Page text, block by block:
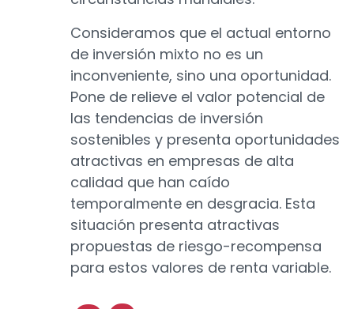
Consideramos que el actual entorno
de inversión mixto no es un
inconveniente, sino una oportunidad.
Pone de relieve el valor potencial de
las tendencias de inversión
sostenibles y presenta oportunidades
atractivas en empresas de alta
calidad que han caído
temporalmente en desgracia. Esta
situación presenta atractivas
propuestas de riesgo-recompensa
para estos valores de renta variable.